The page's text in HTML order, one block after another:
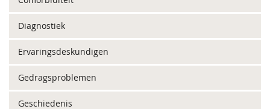
Diagnostiek
Ervaringsdeskundigen
Gedragsproblemen
Geschiedenis